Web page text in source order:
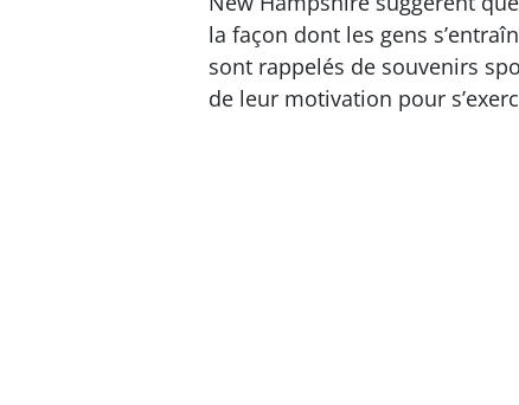
la façon dont les gens
sont rappelés de souvenirs
de leur motivation pour